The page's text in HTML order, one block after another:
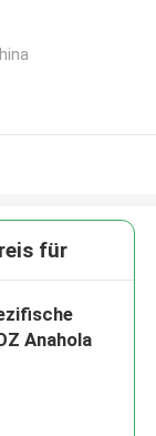
für
Anahola